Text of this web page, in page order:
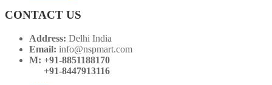
CONTACT US
Address: Delhi India
Email: info@nspmart.com
M: +91-8851188170
+91-8447913116